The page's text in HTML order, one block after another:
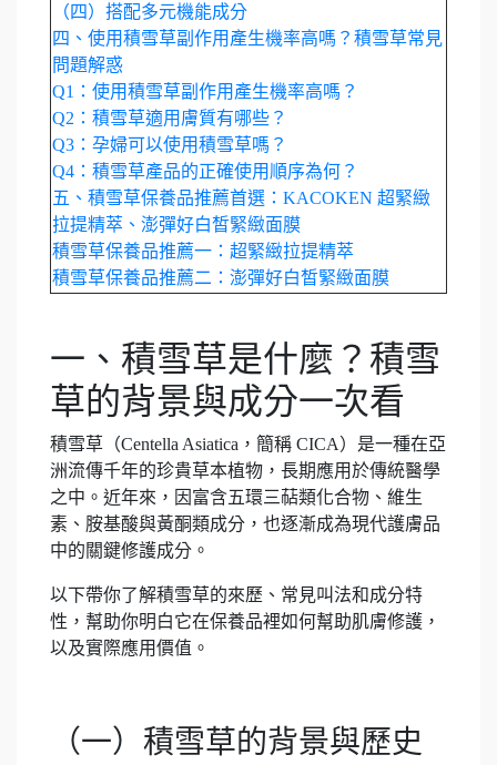
（四）搭配多元機能成分
四、使用積雪草副作用產生機率高嗎？積雪草常見
問題解惑
Q1：使用積雪草副作用產生機率高嗎？
Q2：積雪草適用膚質有哪些？
Q3：孕婦可以使用積雪草嗎？
Q4：積雪草產品的正確使用順序為何？
五、積雪草保養品推薦首選：KACOKEN 超緊緻
拉提精萃、澎彈好白皙緊緻面膜
積雪草保養品推薦一：超緊緻拉提精萃
積雪草保養品推薦二：澎彈好白皙緊緻面膜
一、積雪草是什麼？積雪
草的背景與成分一次看
積雪草（Centella Asiatica，簡稱 CICA）是一種在亞
洲流傳千年的珍貴草本植物，長期應用於傳統醫學
之中。近年來，因富含五環三萜類化合物、維生
素、胺基酸與黃酮類成分，也逐漸成為現代護膚品
中的關鍵修護成分。
以下帶你了解積雪草的來歷、常見叫法和成分特
性，幫助你明白它在保養品裡如何幫助肌膚修護，
以及實際應用價值。
（一）積雪草的背景與歷史